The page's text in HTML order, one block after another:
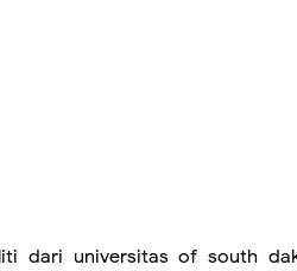
dari universitas of south